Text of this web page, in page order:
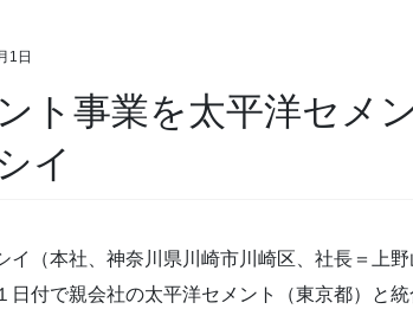
1日
ト事業を太平洋セメ
イ
（本社、神奈川県川崎市川崎区、社長＝上
日付で親会社の太平洋セメント（東京都）と